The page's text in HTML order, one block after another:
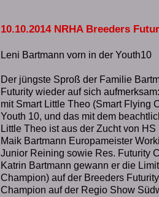
10.10.2014 NRHA Breeders
Leni Bartmann vorn in der Youth10
Der jüngste Sproß der Familie
Futurity wieder auf sich
mit Smart Little Theo (Smart Flying
Youth 10, und das mit dem
Little Theo ist aus der Zucht von
Maik Bartmann Europameister
Junior Reining sowie Res. Futurity
Katrin Bartmann gewann er die
Champion) auf der Breeders
Champion auf der Regio Show